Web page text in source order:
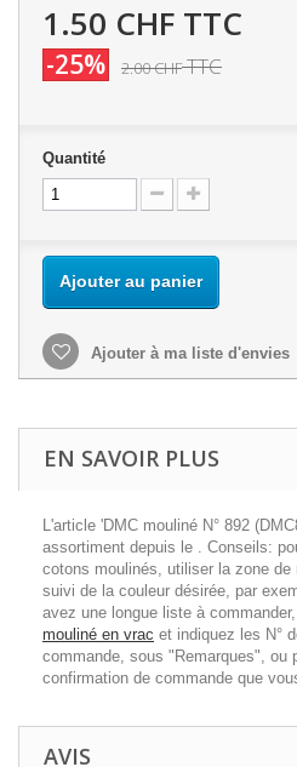
1.50 CHF TTC
-25% 2.00 CHFTTC
Quantité
Ajouter au panier
Ajouter à ma liste d'envies
EN SAVOIR PLUS
L'article 'DMC mouliné N° 892
assortiment depuis le . Conseils:
cotons moulinés, utiliser la zone de
suivi de la couleur désirée, par
avez une longue liste à
mouliné en vrac et indiquez les N°
commande, sous "Remarques", ou
confirmation de commande que
AVIS